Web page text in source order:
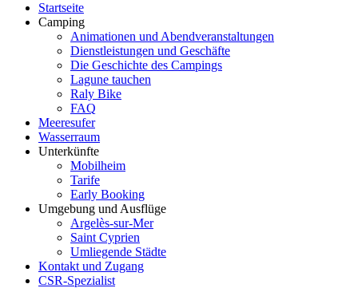
Startseite
Camping
Animationen und Abendveranstaltungen
Dienstleistungen und Geschäfte
Die Geschichte des Campings
Lagune tauchen
Raly Bike
FAQ
Meeresufer
Wasserraum
Unterkünfte
Mobilheim
Tarife
Early Booking
Umgebung und Ausflüge
Argelès-sur-Mer
Saint Cyprien
Umliegende Städte
Kontakt und Zugang
CSR-Spezialist